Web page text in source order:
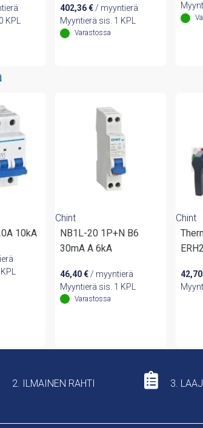
402,36€ / myyntierä
Myyntierä sis. 1 KPL
Varastossa
10kA
Chint
NB1L-20 1P+N B6
30mA A 6kA
46,40€ / myyntierä
Myyntierä sis. 1 KPL
Varastossa
Chint
2. ILMAINEN RAHTI 3.